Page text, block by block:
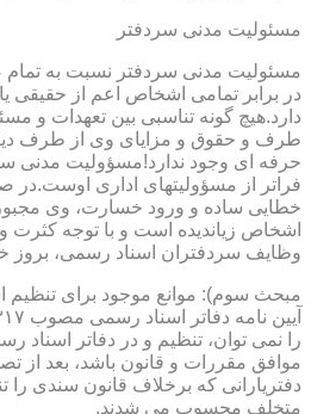
مسئولیت مدنی سردفتر
مسئولیت مدنی سردفتر نسبت به
در برابر تمامی اشخاص اعم از
دارد.هیچ گونه تناسبی بین تعهدات و
طرف و حقوق و مزایای وی از طرف
حرفه ای وجود ندارد!مسؤولیت مدنی
فراتر از مسؤولیتهای اداری اوست.در
خطایی ساده و ورود خسارت، وی
اشخاص زیاندیده است و با توجه کثرت
وظایف سردفتران اسناد رسمی، بروز
را نمی توان، تنظیم و در دفاتر اسناد
موافق مقررات و قانون باشد، بعد از
دفتریارانی که برخلاف قانون سندی را
متخلف محسوب می شدند.